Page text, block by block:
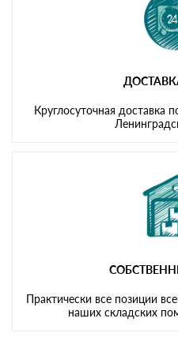
Круглосуточная доставка
Практически все позиции
наших складских